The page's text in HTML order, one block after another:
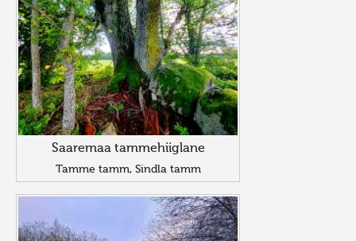
Saaremaa tammehiiglane
Tamme tamm, Sindla tamm